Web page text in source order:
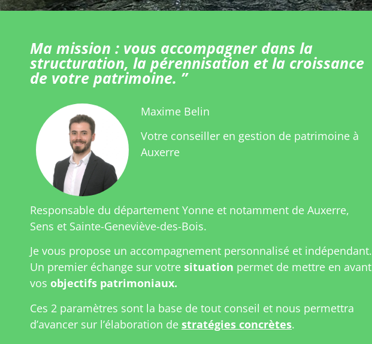
Ma mission : vous accompagner dans la
structuration, la pérennisation et la croissance
de votre patrimoine. ”
Maxime Belin
Votre conseiller en gestion de patrimoine à
Auxerre
Responsable du département Yonne et notamment de Auxerre,
Sens et Sainte-Geneviève-des-Bois.
Je vous propose un accompagnement personnalisé et indépendant.
Un premier échange sur votre situation permet de mettre en avant
vos objectifs patrimoniaux.
Ces 2 paramètres sont la base de tout conseil et nous permettra
d’avancer sur l’élaboration de stratégies concrètes.